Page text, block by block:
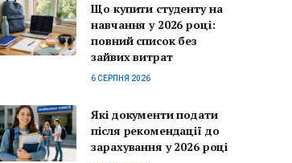
Що купити студенту на
навчання у 2026 році:
повний список без
зайвих витрат
6 СЕРПНЯ 2026
Які документи подати
після рекомендації до
зарахування у 2026 році